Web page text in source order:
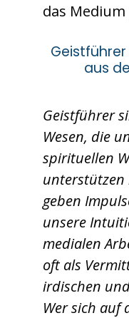
das
aus
Geistführer
Wesen, die
spirituellen
unterstützen
geben
unsere
medialen
oft als
irdischen
Wer sich auf